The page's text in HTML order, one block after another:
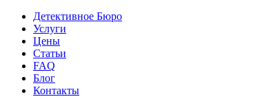
Детективное Бюро
Услуги
Цены
Статьи
FAQ
Блог
Контакты